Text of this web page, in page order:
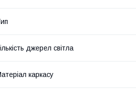
джерел світла
каркасу